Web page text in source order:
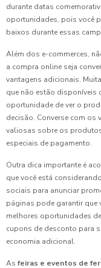
durante datas
oportunidades, pois você
baixos durante essas
Além dos e-commerces,
a compra online seja
vantagens adicionais.
que não estão disponíveis
oportunidade de ver o
decisão. Converse com os
valiosas sobre os
especiais de pagamento.
Outra dica importante é
que você está
sociais para anunciar
páginas pode garantir que
melhores oportunidades
cupons de desconto para
economia adicional.
As feiras e eventos de